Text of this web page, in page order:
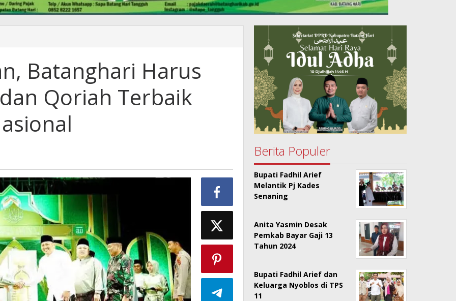
Batanghari Harus
Qoriah Terbaik
Berita Populer
Bupati Fadhil Arief
Melantik Pj Kades
Senaning
Anita Yasmin Desak
Pemkab Bayar Gaji 13
Tahun 2024
Bupati Fadhil Arief dan
Keluarga Nyoblos di TPS
11